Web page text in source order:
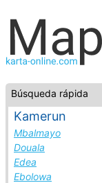
Búsqueda rápida
Kamerun
Mbalmayo
Douala
Edea
Ebolowa